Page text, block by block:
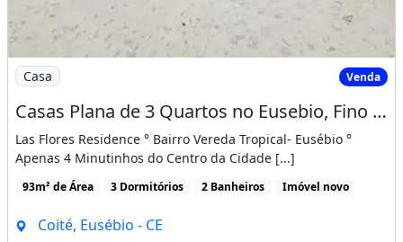
Imagem: Casas Plana de 3 Quartos no Eusebio, Fino
Casa Venda
Casas Plana de 3 Quartos no Eusebio, Fino Acabamento, Ultimas Unidades!
Las Flores Residence ° Bairro Vereda Tropical- Eusébio °
Apenas 4 Minutinhos do Centro da Cidade [...]
93m² de Área 3 Dormitórios 2 Banheiros Imóvel novo
Coité, Eusébio - CE